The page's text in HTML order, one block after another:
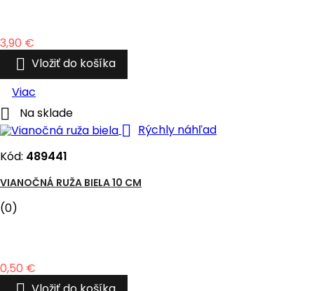
Cena
3,90 €
 Vložiť do košíka
Viac
 Na sklade
 Rýchly náhľad
Kód: 489441
VIANOČNÁ RUŽA BIELA 10 CM
(0)
Cena
0,50 €